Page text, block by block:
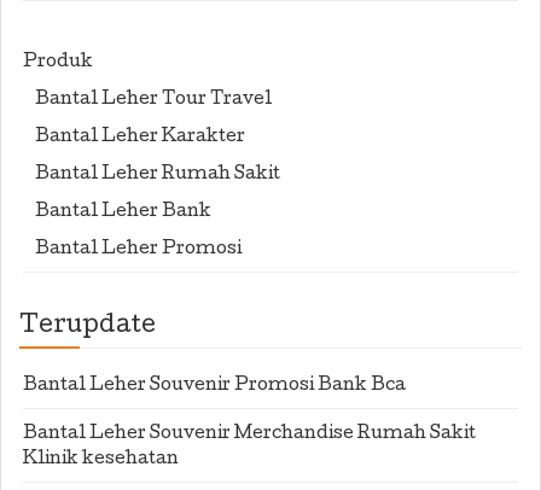
Produk
Bantal Leher Tour Travel
Bantal Leher Karakter
Bantal Leher Rumah Sakit
Bantal Leher Bank
Bantal Leher Promosi
Terupdate
Bantal Leher Souvenir Promosi Bank Bca
Bantal Leher Souvenir Merchandise Rumah Sakit
Klinik kesehatan